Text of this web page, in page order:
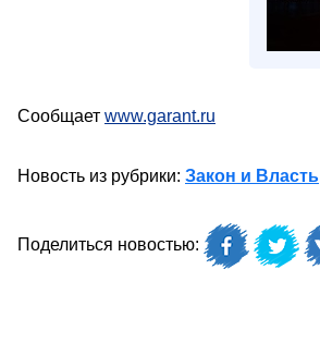
Сообщает www.garant.ru
Новость из рубрики: Закон и Власть
Поделиться новостью: